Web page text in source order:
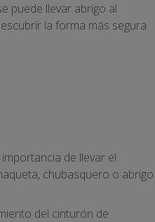
puede llevar abrigo al
la forma más segura
de llevar el
chubasquero o abrigo
del cinturón de